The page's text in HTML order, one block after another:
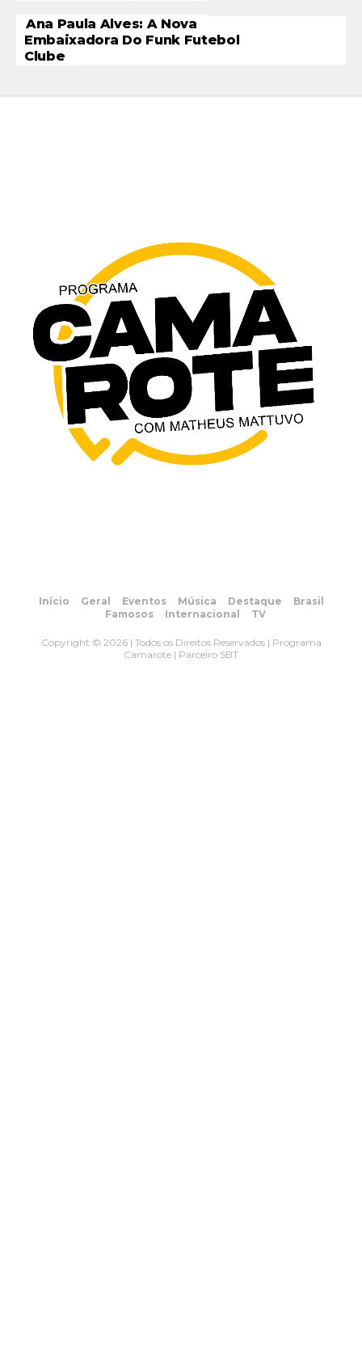
Ana Paula Alves: A Nova
Embaixadora Do Funk Futebol
Clube
Início Geral Eventos Música Destaque
Brasil
Famosos
Internacional TV
Copyright © 2026 | Todos os Direitos Reservados | Programa
Camarote | Parceiro SBT